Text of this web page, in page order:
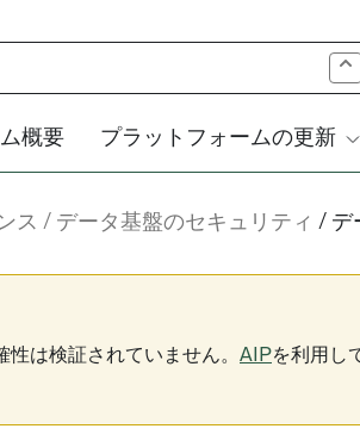
概要 プラットフォームの更新
ス データ基盤のセキュリティ デ
性は検証されていません。 AIPを利用し